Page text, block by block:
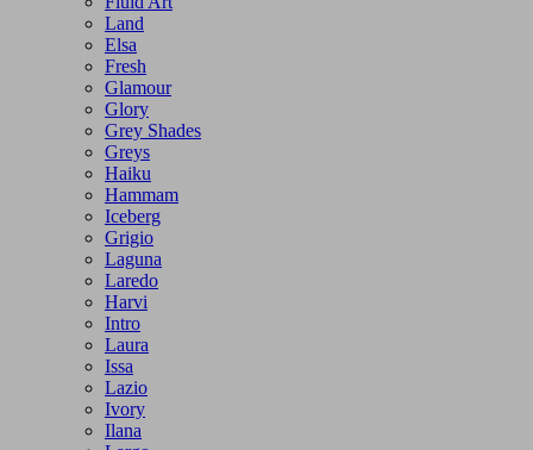
Land
Elsa
Fresh
Glamour
Glory
Grey Shades
Greys
Haiku
Hammam
Iceberg
Grigio
Laguna
Laredo
Harvi
Intro
Laura
Issa
Lazio
Ivory
Ilana